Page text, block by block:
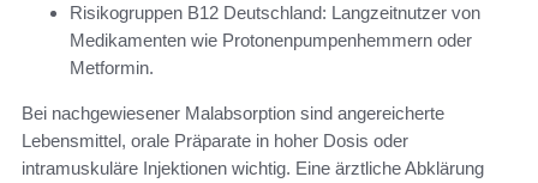
Risikogruppen B12 Deutschland: Langzeitnutzer von
Medikamenten wie Protonenpumpenhemmern oder
Metformin.
Bei nachgewiesener Malabsorption sind angereicherte
Lebensmittel, orale Präparate in hoher Dosis oder
intramuskuläre Injektionen wichtig. Eine ärztliche Abklärung